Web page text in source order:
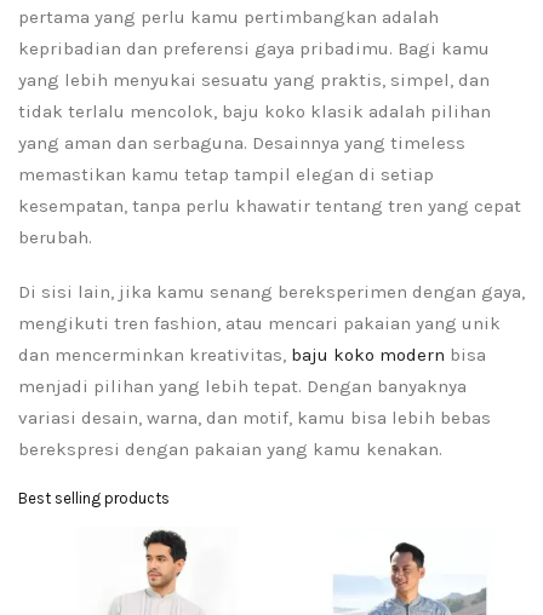
pertama yang perlu kamu pertimbangkan adalah
kepribadian dan preferensi gaya pribadimu. Bagi kamu
yang lebih menyukai sesuatu yang praktis, simpel, dan
tidak terlalu mencolok, baju koko klasik adalah pilihan
yang aman dan serbaguna. Desainnya yang timeless
memastikan kamu tetap tampil elegan di setiap
kesempatan, tanpa perlu khawatir tentang tren yang cepat
berubah.
Di sisi lain, jika kamu senang bereksperimen dengan gaya,
mengikuti tren fashion, atau mencari pakaian yang unik
dan mencerminkan kreativitas, baju koko modern bisa
menjadi pilihan yang lebih tepat. Dengan banyaknya
variasi desain, warna, dan motif, kamu bisa lebih bebas
berekspresi dengan pakaian yang kamu kenakan.
Best selling products